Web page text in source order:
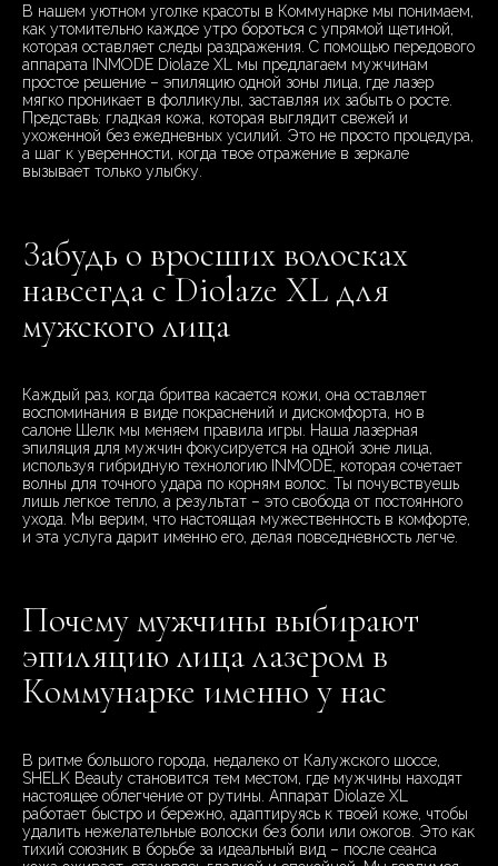
В нашем уютном уголке красоты в Коммунарке мы понимаем,
как утомительно каждое утро бороться с упрямой щетиной,
которая оставляет следы раздражения. С помощью передового
аппарата INMODE Diolaze XL мы предлагаем мужчинам
простое решение – эпиляцию одной зоны лица, где лазер
мягко проникает в фолликулы, заставляя их забыть о росте.
Представь: гладкая кожа, которая выглядит свежей и
ухоженной без ежедневных усилий. Это не просто процедура,
а шаг к уверенности, когда твое отражение в зеркале
вызывает только улыбку.
Забудь о вросших волосках
навсегда с Diolaze XL для
мужского лица
Каждый раз, когда бритва касается кожи, она оставляет
воспоминания в виде покраснений и дискомфорта, но в
салоне Шелк мы меняем правила игры. Наша лазерная
эпиляция для мужчин фокусируется на одной зоне лица,
используя гибридную технологию INMODE, которая сочетает
волны для точного удара по корням волос. Ты почувствуешь
лишь легкое тепло, а результат – это свобода от постоянного
ухода. Мы верим, что настоящая мужественность в комфорте,
и эта услуга дарит именно его, делая повседневность легче.
Почему мужчины выбирают
эпиляцию лица лазером в
Коммунарке именно у нас
В ритме большого города, недалеко от Калужского шоссе,
SHELK Beauty становится тем местом, где мужчины находят
настоящее облегчение от рутины. Аппарат Diolaze XL
работает быстро и бережно, адаптируясь к твоей коже, чтобы
удалить нежелательные волоски без боли или ожогов. Это как
тихий союзник в борьбе за идеальный вид – после сеанса